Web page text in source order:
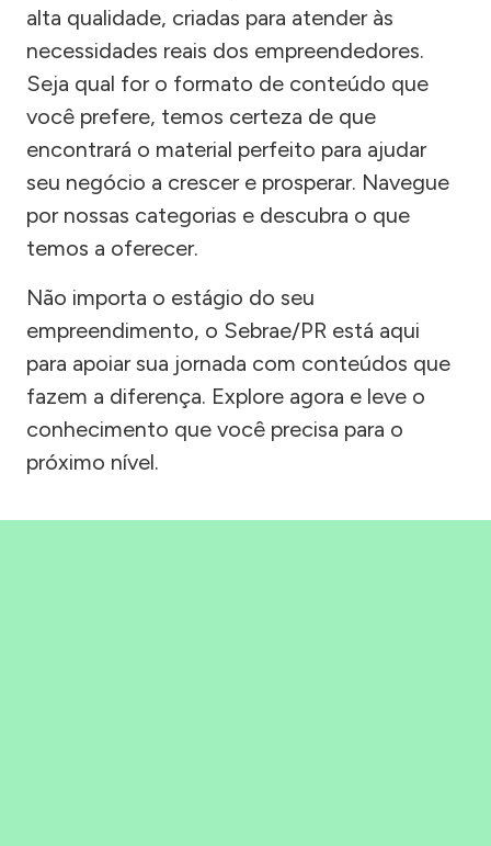
alta qualidade, criadas para atender às
necessidades reais dos empreendedores.
Seja qual for o formato de conteúdo que
você prefere, temos certeza de que
encontrará o material perfeito para ajudar
seu negócio a crescer e prosperar. Navegue
por nossas categorias e descubra o que
temos a oferecer.
Não importa o estágio do seu
empreendimento, o Sebrae/PR está aqui
para apoiar sua jornada com conteúdos que
fazem a diferença. Explore agora e leve o
conhecimento que você precisa para o
próximo nível.